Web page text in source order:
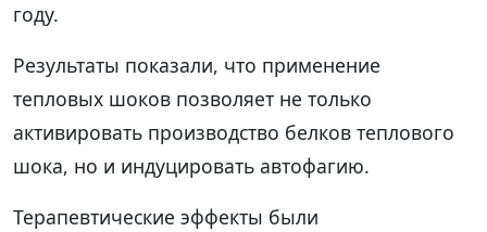
году.
Результаты показали, что применение
тепловых шоков позволяет не только
активировать производство белков теплового
шока, но и индуцировать автофагию.
Терапевтические эффекты были